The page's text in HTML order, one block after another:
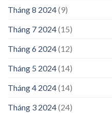
Tháng 8 2024(9)
Tháng 7 2024(15)
Tháng 6 2024(12)
Tháng 5 2024(14)
Tháng 4 2024(14)
Tháng 3 2024(24)